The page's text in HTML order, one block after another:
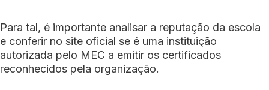
Para tal, é importante analisar a reputação da escola
e conferir no site oficial se é uma instituição
autorizada pelo MEC a emitir os certificados
reconhecidos pela organização.